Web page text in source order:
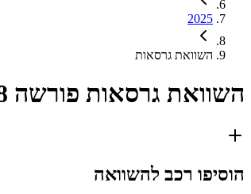
2025
השוואת גרסאות
השוואת גרסאות פורשה 718 בוקסטר 2025
הוסיפו רכב להשוואה